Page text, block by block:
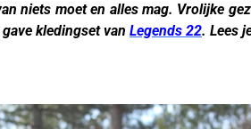
niets moet en alles mag. Vrolijke
kledingset van Legends 22. Lees